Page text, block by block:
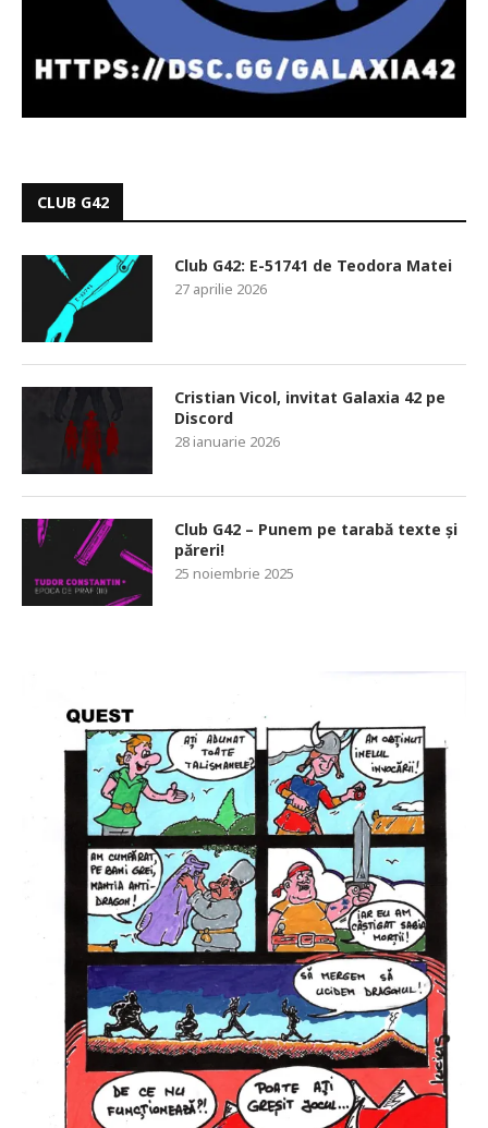
CLUB G42
Club G42: E-51741 de Teodora Matei
27 aprilie 2026
Cristian Vicol, invitat Galaxia 42 pe
Discord
28 ianuarie 2026
Club G42 – Punem pe tarabă texte și
păreri!
25 noiembrie 2025